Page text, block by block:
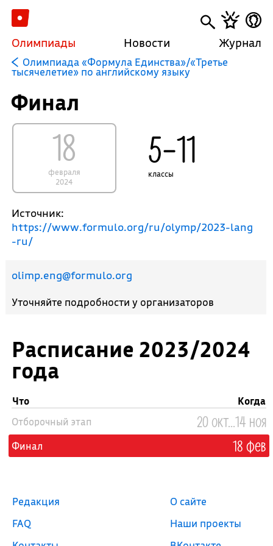
Олимпиады Новости Журнал
Олимпиада «Формула Единства»/«Третье
тысячелетие» по английскому языку
Расписание 2023/2024
года
Что
Когда
Отборочный этап
20 окт...14 ноя
Финал 18 фев
Финал
18
февраля
2024
5–11
классы
Источник:
https://www.formulo.org/ru/olymp/2023-lang
-ru/
olimp.eng@formulo.org
Уточняйте подробности у организаторов
Редакция
FAQ
О сайте
Наши проекты